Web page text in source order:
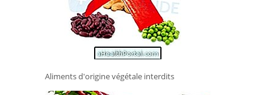
Aliments d'origine végétale interdits